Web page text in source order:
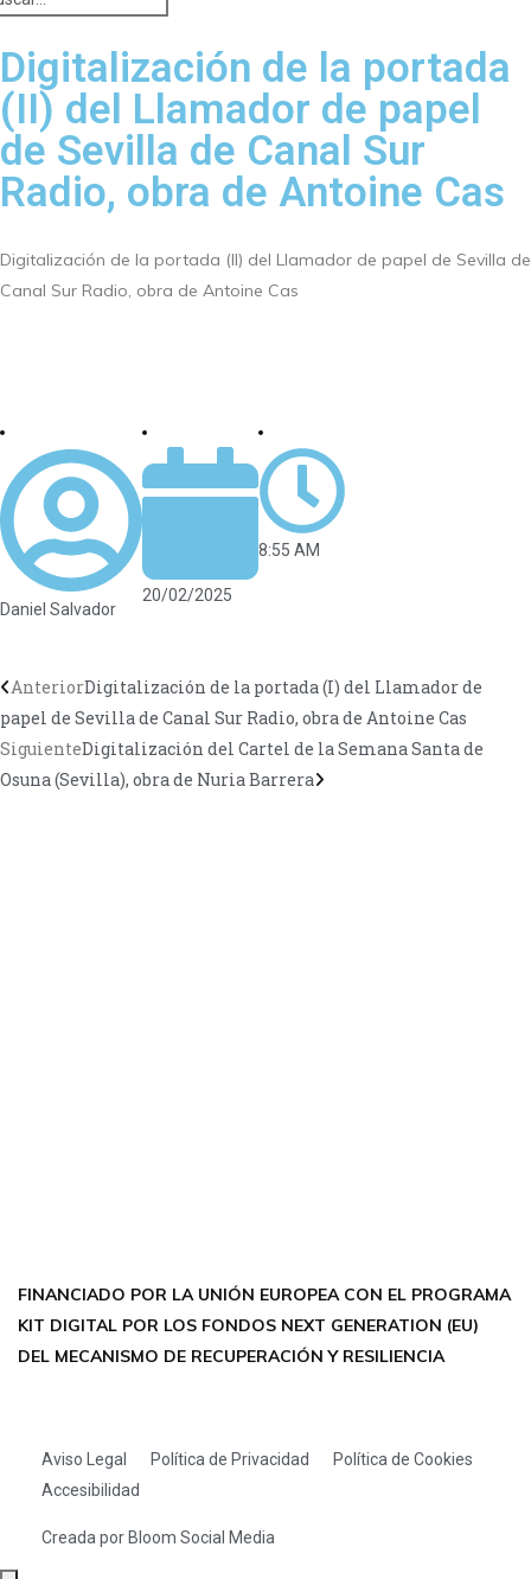
Digitalización de la portada
(II) del Llamador de papel
de Sevilla de Canal Sur
Radio, obra de Antoine Cas
Digitalización de la portada (II) del Llamador de papel de Sevilla de
Canal Sur Radio, obra de Antoine Cas
Daniel Salvador
20/02/2025
8:55 AM
AnteriorDigitalización de la portada (I) del Llamador de
papel de Sevilla de Canal Sur Radio, obra de Antoine Cas
SiguienteDigitalización del Cartel de la Semana Santa de
Osuna (Sevilla), obra de Nuria Barrera
FINANCIADO POR LA UNIÓN EUROPEA CON EL PROGRAMA
KIT DIGITAL POR LOS FONDOS NEXT GENERATION (EU)
DEL MECANISMO DE RECUPERACIÓN Y RESILIENCIA
Creada por Bloom Social Media
Aviso Legal Política de Privacidad
Política de Cookies
Accesibilidad